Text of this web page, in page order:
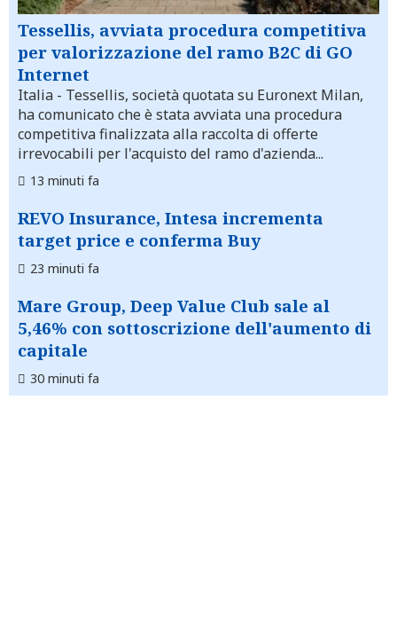
Tessellis, avviata procedura competitiva
per valorizzazione del ramo B2C di GO
Internet
Italia - Tessellis, società quotata su Euronext Milan,
ha comunicato che è stata avviata una procedura
competitiva finalizzata alla raccolta di offerte
irrevocabili per l'acquisto del ramo d'azienda...
13 minuti fa
REVO Insurance, Intesa incrementa
target price e conferma Buy
23 minuti fa
Mare Group, Deep Value Club sale al
5,46% con sottoscrizione dell'aumento di
capitale
30 minuti fa